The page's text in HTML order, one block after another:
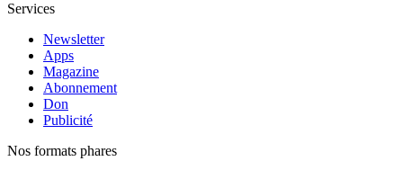
Services
Newsletter
Apps
Magazine
Abonnement
Don
Publicité
Nos formats phares